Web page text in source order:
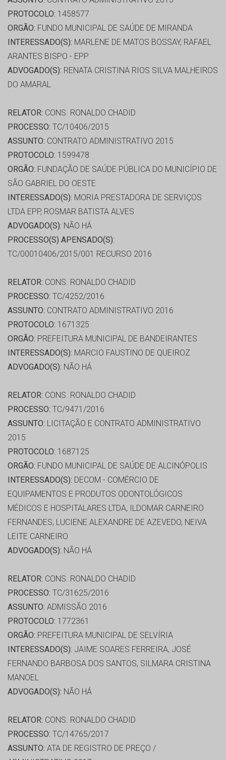
PROTOCOLO: 1458577
ORGÃO: FUNDO MUNICIPAL DE SAÚDE DE MIRANDA
INTERESSADO(S): MARLENE DE MATOS BOSSAY, RAFAEL
ARANTES BISPO - EPP
ADVOGADO(S): RENATA CRISTINA RIOS SILVA MALHEIROS
DO AMARAL
RELATOR: CONS. RONALDO CHADID
PROCESSO: TC/10406/2015
ASSUNTO: CONTRATO ADMINISTRATIVO 2015
PROTOCOLO: 1599478
ORGÃO: FUNDAÇÃO DE SAÚDE PÚBLICA DO MUNICÍPIO DE
SÃO GABRIEL DO OESTE
INTERESSADO(S): MORIA PRESTADORA DE SERVIÇOS
LTDA EPP, ROSMAR BATISTA ALVES
ADVOGADO(S): NÃO HÁ
PROCESSO(S) APENSADO(S):
TC/00010406/2015/001 RECURSO 2016
RELATOR: CONS. RONALDO CHADID
PROCESSO: TC/4252/2016
ASSUNTO: CONTRATO ADMINISTRATIVO 2016
PROTOCOLO: 1671325
ORGÃO: PREFEITURA MUNICIPAL DE BANDEIRANTES
INTERESSADO(S): MARCIO FAUSTINO DE QUEIROZ
ADVOGADO(S): NÃO HÁ
RELATOR: CONS. RONALDO CHADID
PROCESSO: TC/9471/2016
ASSUNTO: LICITAÇÃO E CONTRATO ADMINISTRATIVO
2015
PROTOCOLO: 1687125
ORGÃO: FUNDO MUNICIPAL DE SAÚDE DE ALCINÓPOLIS
INTERESSADO(S): DECOM - COMÉRCIO DE
EQUIPAMENTOS E PRODUTOS ODONTOLÓGICOS
MÉDICOS E HOSPITALARES LTDA, ILDOMAR CARNEIRO
FERNANDES, LUCIENE ALEXANDRE DE AZEVEDO, NEIVA
LEITE CARNEIRO
ADVOGADO(S): NÃO HÁ
RELATOR: CONS. RONALDO CHADID
PROCESSO: TC/31625/2016
ASSUNTO: ADMISSÃO 2016
PROTOCOLO: 1772361
ORGÃO: PREFEITURA MUNICIPAL DE SELVÍRIA
INTERESSADO(S): JAIME SOARES FERREIRA, JOSÉ
FERNANDO BARBOSA DOS SANTOS, SILMARA CRISTINA
MANOEL
ADVOGADO(S): NÃO HÁ
RELATOR: CONS. RONALDO CHADID
PROCESSO: TC/14765/2017
ASSUNTO: ATA DE REGISTRO DE PREÇO /